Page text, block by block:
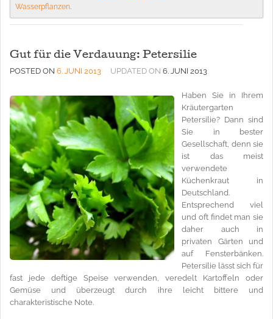
Wasserpflanzen.
Gut für die Verdauung: Petersilie
POSTED ON 6. JUNI 2013 UPDATED ON 6. JUNI 2013
Haben Sie in Ihrem
Kräutergarten
Petersilie? Dann sind
Sie in bester
Gesellschaft, denn sie
ist das meist
verwendete
Küchenkraut in
Deutschland.
Entsprechend viel
und oft findet man sie
daher auch in
privaten Gärten und
auf Fensterbänken.
Petersilie lässt sich für
fast jede deftige Speise verwenden, veredelt Kartoffeln oder
Gemüse und überzeugt durch ihre leicht bittere und
charakteristische Note.